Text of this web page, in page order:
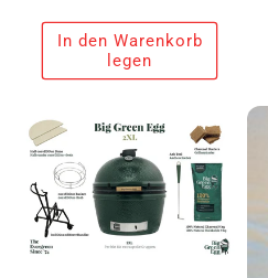
In den Warenkorb
legen